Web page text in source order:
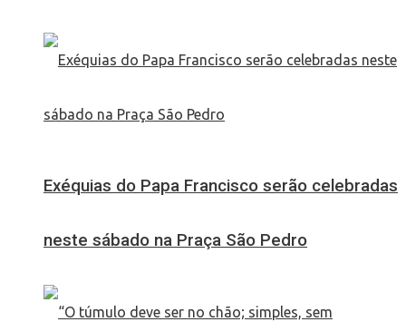
Exéquias do Papa Francisco serão celebradas
neste sábado na Praça São Pedro